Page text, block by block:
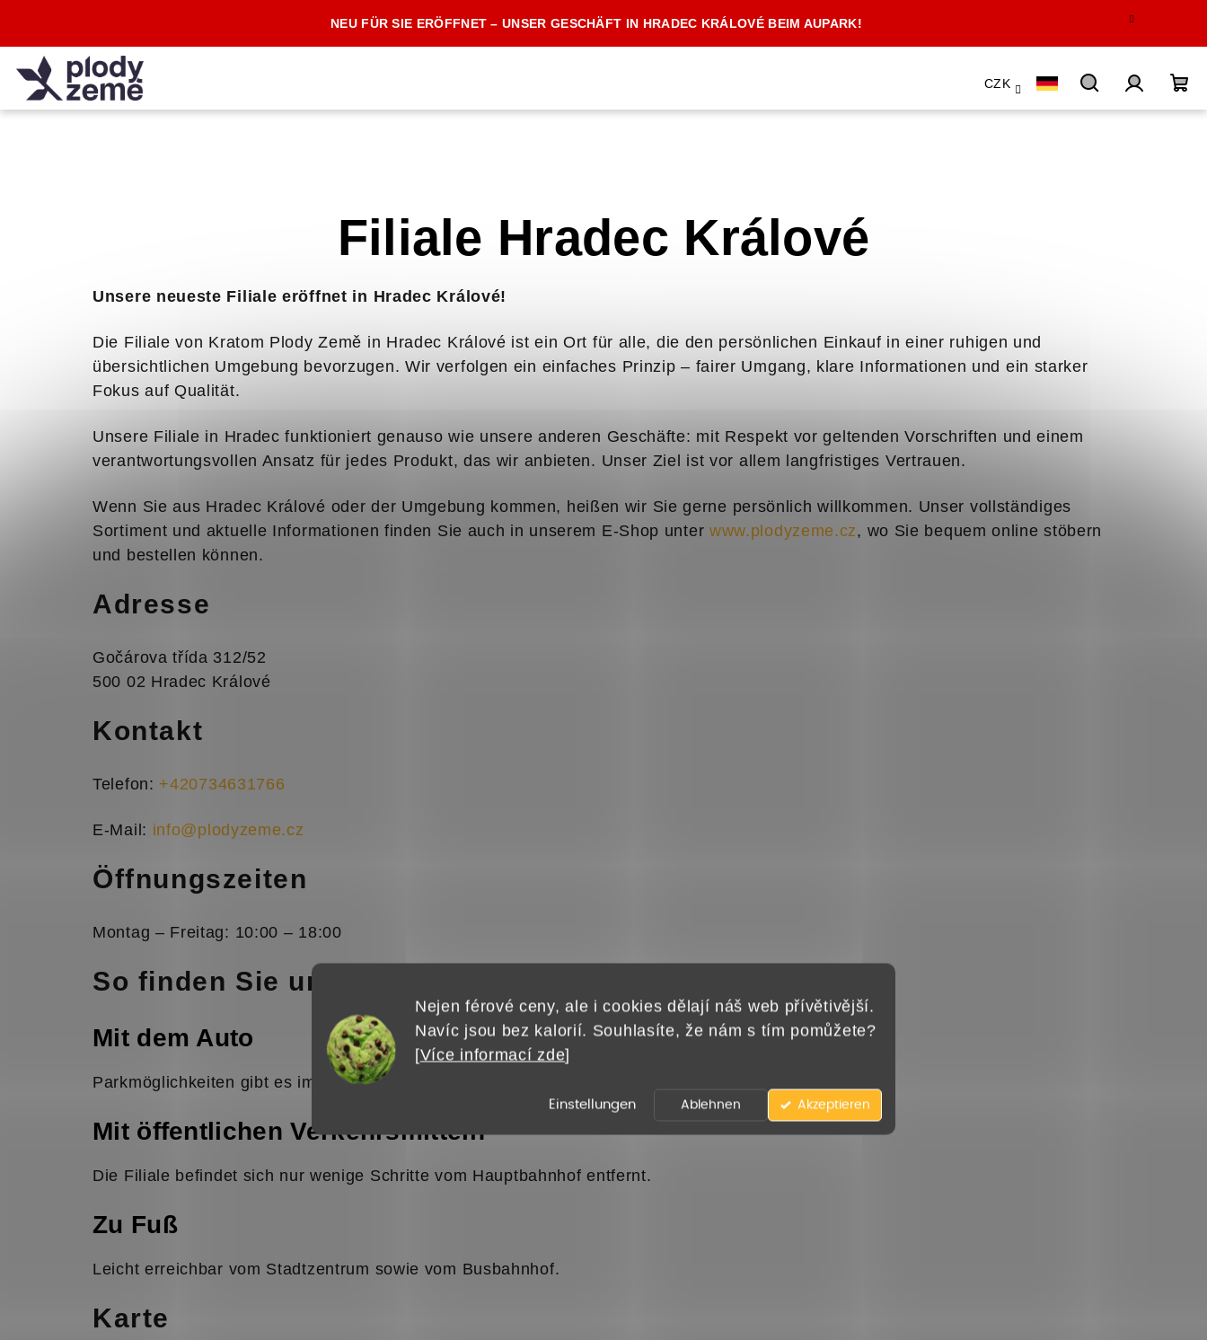
Nejen férové ceny, ale i cookies dělají náš web přívětivější.
Navíc jsou bez kalorií. Souhlasíte, že nám s tím pomůžete?
[Více informací zde]
Akzeptieren
Ablehnen
Einstellungen
springen
NEU FÜR SIE ERÖFFNET – UNSER GESCHÄFT IN HRADEC KRÁLOVÉ BEIM AUPARK!
CZK
SuchenLogin
Filiale Hradec Králové
Unsere neueste Filiale eröffnet in Hradec Králové!
Die Filiale von Kratom Plody Země in Hradec Králové ist ein Ort für alle, die den persönlichen Einkauf in einer ruhigen und
übersichtlichen Umgebung bevorzugen. Wir verfolgen ein einfaches Prinzip – fairer Umgang, klare Informationen und ein starker
Fokus auf Qualität.
Unsere Filiale in Hradec funktioniert genauso wie unsere anderen Geschäfte: mit Respekt vor geltenden Vorschriften und einem
verantwortungsvollen Ansatz für jedes Produkt, das wir anbieten. Unser Ziel ist vor allem langfristiges Vertrauen.
Wenn Sie aus Hradec Králové oder der Umgebung kommen, heißen wir Sie gerne persönlich willkommen. Unser vollständiges
Sortiment und aktuelle Informationen finden Sie auch in unserem E-Shop unter www.plodyzeme.cz, wo Sie bequem online stöbern
und bestellen können.
Adresse
Gočárova třída 312/52
500 02 Hradec Králové
Kontakt
Telefon: +420734631766
E-Mail: info@plodyzeme.cz
Öffnungszeiten
Montag – Freitag: 10:00 – 18:00
So finden Sie uns
Mit dem Auto
Parkmöglichkeiten gibt es im Einkaufszentrum Aupark oder direkt vor dem Geschäft.
Mit öffentlichen Verkehrsmitteln
Die Filiale befindet sich nur wenige Schritte vom Hauptbahnhof entfernt.
Zu Fuß
Leicht erreichbar vom Stadtzentrum sowie vom Busbahnhof.
Karte